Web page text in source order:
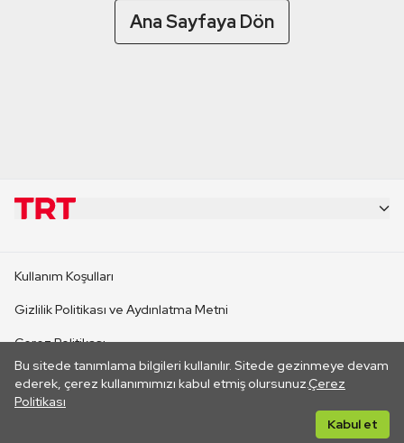
Ana Sayfaya Dön
Bu sitede tanımlama bilgileri kullanılır. Sitede gezinmeye devam
ederek, çerez kullanımımızı kabul etmiş olursunuz.Çerez
Politikası
Kabul et
CANLI YAYINLAR
Kullanım Koşulları
Gizlilik Politikası ve Aydınlatma Metni
Çerez Politikası
İletişim
Her hakkı saklıdır. ©2026 TRT. Bağlantı yoluyla gidilen dış